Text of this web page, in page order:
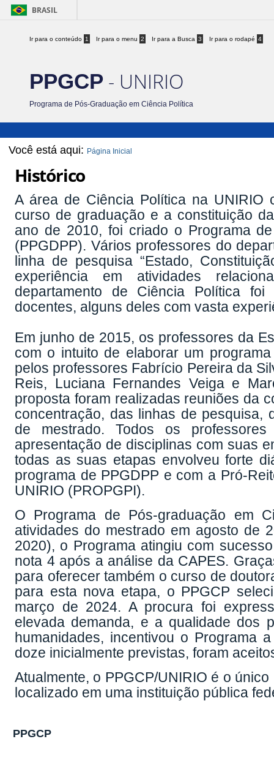
BRASIL
Ir para o conteúdo 1 Ir para o menu 2 Ir para a Busca 3 Ir para o rodapé 4
PPGCP - UNIRIO
Programa de Pós-Graduação em Ciência Política
Você está aqui: Página Inicial
Histórico
A área de Ciência Política na
curso de graduação e a constituição
ano de 2010, foi criado o Programa
(PPGDPP). Vários professores do
linha de pesquisa “Estado,
experiência em atividades
departamento de Ciência Política
docentes, alguns deles com vasta
Em junho de 2015, os professores da
com o intuito de elaborar um
pelos professores Fabrício Pereira da
Reis, Luciana Fernandes Veiga e
proposta foram realizadas reuniões da
concentração, das linhas de pesquisa,
de mestrado. Todos os
apresentação de disciplinas com suas
todas as suas etapas envolveu forte
programa de PPGDPP e com a Pró-
UNIRIO (PROPGPI).
O Programa de Pós-graduação em
atividades do mestrado em agosto de
2020), o Programa atingiu com
nota 4 após a análise da CAPES.
para oferecer também o curso de
para esta nova etapa, o PPGCP
março de 2024. A procura foi
elevada demanda, e a qualidade dos
humanidades, incentivou o Programa
doze inicialmente previstas, foram
Atualmente, o PPGCP/UNIRIO é o
localizado em uma instituição pública
PPGCP